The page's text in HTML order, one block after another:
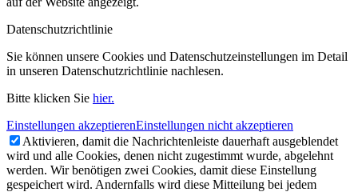
Datenschutzrichtlinie
Sie können unsere Cookies und Datenschutzeinstellungen im Detail
in unseren Datenschutzrichtlinie nachlesen.
Bitte klicken Sie hier.
Einstellungen akzeptierenEinstellungen nicht akzeptieren
Aktivieren, damit die Nachrichtenleiste dauerhaft ausgeblendet
wird und alle Cookies, denen nicht zugestimmt wurde, abgelehnt
werden. Wir benötigen zwei Cookies, damit diese Einstellung
gespeichert wird. Andernfalls wird diese Mitteilung bei jedem